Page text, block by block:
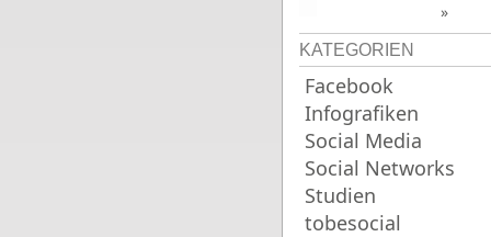
»
KATEGORIEN
Facebook
Infografiken
Social Media
Social Networks
Studien
tobesocial